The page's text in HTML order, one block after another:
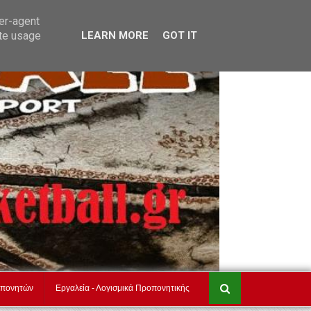
akadimiesbasket.gr
Εργαλεία - Λογισμικά Προπονητικής
agent
usage
LEARN MORE GOT IT